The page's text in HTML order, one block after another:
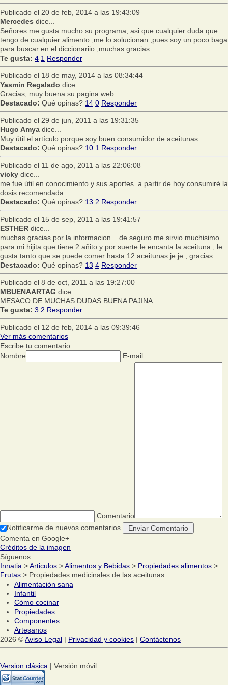
Publicado el 20 de feb, 2014 a las 19:43:09
Mercedes dice...
Señores me gusta mucho su programa, asi que cualquier duda que
tengo de cualquier alimento ,me lo solucionan ,pues soy un poco baga
para buscar en el diccionariio ,muchas gracias.
Te gusta: 4 1 Responder
Publicado el 18 de may, 2014 a las 08:34:44
Yasmin Regalado dice...
Gracias, muy buena su pagina web
Destacado: Qué opinas? 14 0 Responder
Publicado el 29 de jun, 2011 a las 19:31:35
Hugo Amya dice...
Muy útil el artículo porque soy buen consumidor de aceitunas
Destacado: Qué opinas? 10 1 Responder
Publicado el 11 de ago, 2011 a las 22:06:08
vicky dice...
me fue útil en conocimiento y sus aportes. a partir de hoy consumiré la
dosis recomendada
Destacado: Qué opinas? 13 2 Responder
Publicado el 15 de sep, 2011 a las 19:41:57
ESTHER dice...
muchas gracias por la informacion ...de seguro me sirvio muchisimo .
para mi hijita que tiene 2 añito y por suerte le encanta la aceituna , le
gusta tanto que se puede comer hasta 12 aceitunas je je , gracias
Destacado: Qué opinas? 13 4 Responder
Publicado el 8 de oct, 2011 a las 19:27:00
MBUENAARTAG dice...
MESACO DE MUCHAS DUDAS BUENA PAJINA
Te gusta: 3 2 Responder
Publicado el 12 de feb, 2014 a las 09:39:46
Ver más comentarios
Escribe tu comentario
Nombre
E-mail
Comentario
Notificarme de nuevos comentarios
Comenta en Google+
Créditos de la imagen
Síguenos
Innatia >Articulos >Alimentos y Bebidas > Propiedades alimentos >
Frutas > Propiedades medicinales de las aceitunas
Alimentación sana
Infantil
Cómo cocinar
Propiedades
Componentes
Artesanos
2026 ©Aviso Legal | Privacidad y cookies | Contáctenos
Version clásica | Versión móvil